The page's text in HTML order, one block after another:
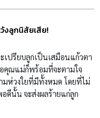
งลูกนิสัยเสีย!
ปรียบลูกเป็นเสมือนแก้วตา
คุณแม่ก็พร้อมที่จะตามใจ
มห่วงใยที่มีทั้งหมดโดยที่ไม่
ดีนั้น จะส่งผลร้ายแก่ลูก